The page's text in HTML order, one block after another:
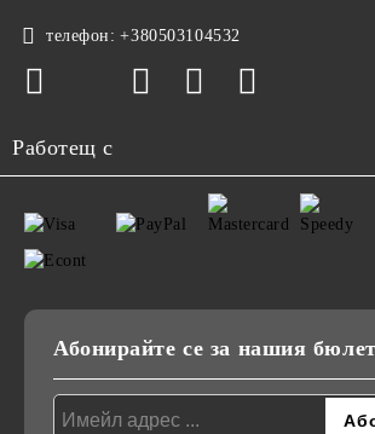
телефон: +380503104532
Работещ с
Абонирайте се за нашия